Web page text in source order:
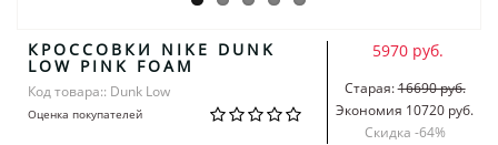
КРОССОВКИ NIKE DUNK
LOW PINK FOAM
Код товара:: Dunk Low
Оценка покупателей
5970 руб.
Старая:16690 руб.
Экономия 10720 руб.
Скидка -64%